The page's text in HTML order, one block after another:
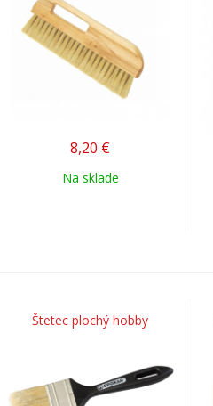
8,20 €
Na sklade
Štetec plochý hobby